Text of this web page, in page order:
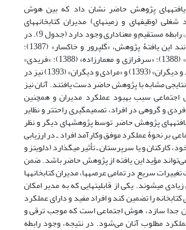
یافته­های پژوهش حاضر نشان داد که بین هوش
(وظیفه­ای و زمینه­ای) مدیران کتابخانه­های
آستان‌قدس‌رضوی، رابطه مستقیم و معناداری وجود دارد (جدول 9). در
همین زمینه و همانند این یافتۀ پژوهش، «گل­پرور و خاکسار» (1387)؛
«رضایی و خلیل­زاده» (1388)؛ «سرفرازی و معمارزاده» (1388)؛ «فریدی»
(1391)؛ «عزیزی­نژاد و دیگران» (1393) و «مرادی و دیگران» (1393) نیز در
مشابه­ با پژوهش حاضر دست یافتند. آنان نیز
اجتماعی سبب بهبود عملکرد مدیران و همچنین
و گروهی در افراد، تصمیم­گیری راحت­تر و نظایر
پژوهش حاضر توسط پژوهش­های دیگر و نظر
بر نحوۀ عملکرد موفق وکارآمد افراد ـ در ارزیابی
کارکنان و یا سرپرستان ـ تأثیر می­گذارد (دلویتز و
می‌تواند مؤید این یافته از پژوهش حاضر باشد. ضمن
تغییرات سریع در تمامی عرصه­ها، مدیران کتابخانه­ها
می­شوند. یکی از قابلیت­هایی که به مدیر امکان
را تضمین کند و افراد مفید و دارای عملکرد
جدا سازد، هوش اجتماعی است که موجب ترقی و
مطلوب آنان می‌شود. در نتیجه، وجود رابطه